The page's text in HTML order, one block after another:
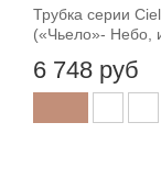
Трубка серии
(«Чьело»- Небо,
6 748 руб